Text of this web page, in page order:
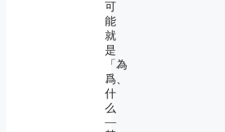
可
能
就
是
「為
爲、
什
么
―